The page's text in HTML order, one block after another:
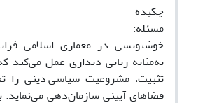
چکیده
مسئله:
خوشنویسی در معماری اسلامی
به‌مثابه زبانی دیداری عمل می‌کند
تثبیت، مشروعیت سیاسی–دینی را
فضاهای آیینی سازمان‌دهی می‌نماید.